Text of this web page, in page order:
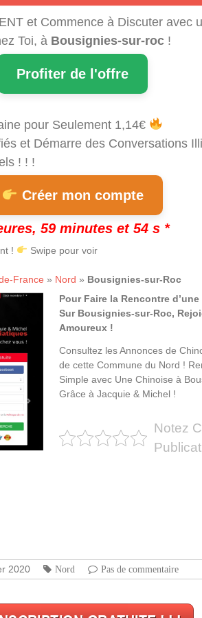
et Commence à Discuter avec
Toi, à Bousignies-sur-roc !
Profiter de l'offre
pour Seulement 1,14€
et Démarre des Conversations
! ! !
Créer mon compte
59 minutes et 53 s *
! Swipe pour voir
France » Nord » Bousignies-sur-Roc
Pour Faire la Rencontre
Sur Bousignies-sur-Roc,
Amoureux !
Consultez les Annonces de
de cette Commune du Nord !
Simple avec Une Chinoise à
Grâce à Jacquie & Michel !
Notez
2020 Nord Pas de commentaire